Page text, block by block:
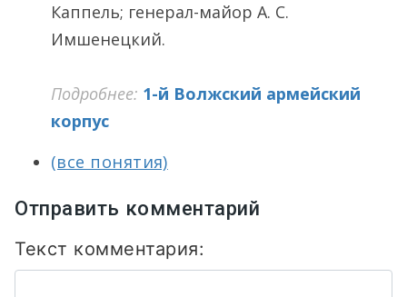
Каппель; генерал-майор А. С.
Имшенецкий.
Подробнее: 1-й Волжский армейский
корпус
(все понятия)
Отправить комментарий
Текст комментария: